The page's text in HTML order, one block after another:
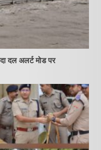
दल अलर्ट मोड पर